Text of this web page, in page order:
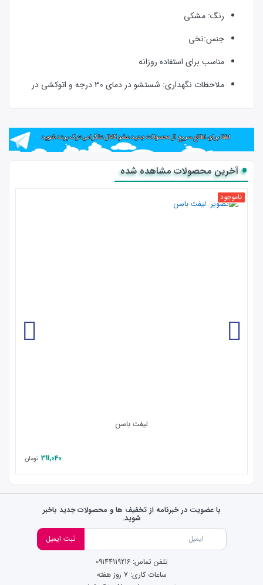
رنگ: مشکی
جنس:نخی
مناسب برای استفاده روزانه
ملاحظات نگهداری: شستشو در دمای 30 درجه و اتوکشی در
شورت لیفت و فرم دهنده باسن هست. این روش برای خانم‌ها استفاده و
تأثیر زیادی داره و خیلی ها دنبال.
آخرین محصولات مشاهده شده
ناموجود
لیفت باسن
311,040 تومان
با عضویت در خبرنامه از تخفیف ها و محصولات جدید باخبر
شوید.
ثبت ایمیل
تلفن تماس: 09144119216
ساعات کاری: 7 روز هفته